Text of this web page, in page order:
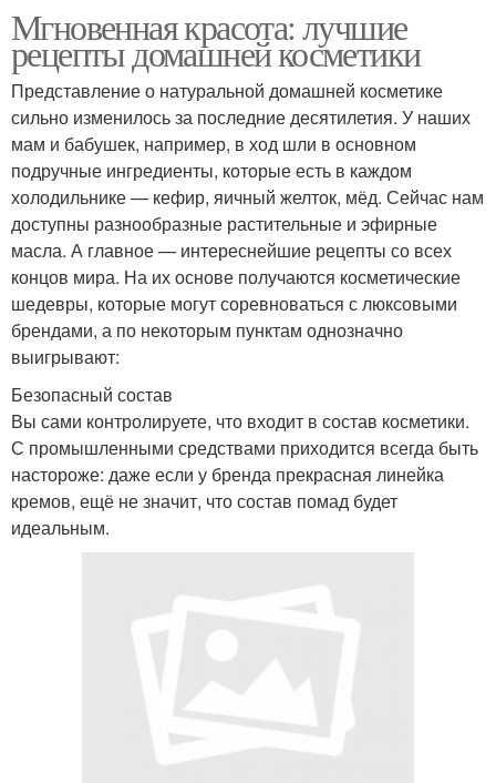
Мгновенная красота: лучшие
рецепты домашней косметики
Представление о натуральной домашней косметике
сильно изменилось за последние десятилетия. У наших
мам и бабушек, например, в ход шли в основном
подручные ингредиенты, которые есть в каждом
холодильнике — кефир, яичный желток, мёд. Сейчас нам
доступны разнообразные растительные и эфирные
масла. А главное — интереснейшие рецепты со всех
концов мира. На их основе получаются косметические
шедевры, которые могут соревноваться с люксовыми
брендами, а по некоторым пунктам однозначно
выигрывают:
Безопасный состав
Вы сами контролируете, что входит в состав косметики.
С промышленными средствами приходится всегда быть
настороже: даже если у бренда прекрасная линейка
кремов, ещё не значит, что состав помад будет
идеальным.